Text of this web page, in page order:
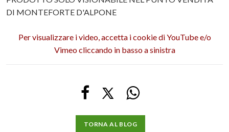
DI MONTEFORTE D'ALPONE
Per visualizzare i video, accetta i cookie di YouTube e/o
Vimeo cliccando in basso a sinistra
TORNA AL BLOG